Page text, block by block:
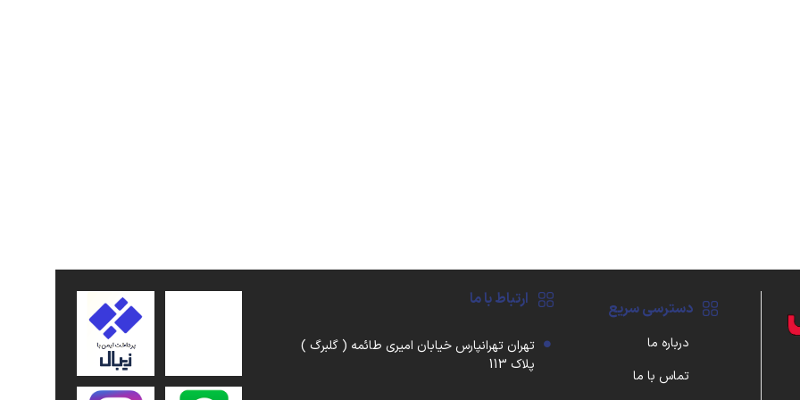
دسترسی سریع
درباره ما
تماس با ما
ارتباط با ما
تهران تهرانپارس خیابان امیری طائمه ( گلبرگ )
پلاک 113